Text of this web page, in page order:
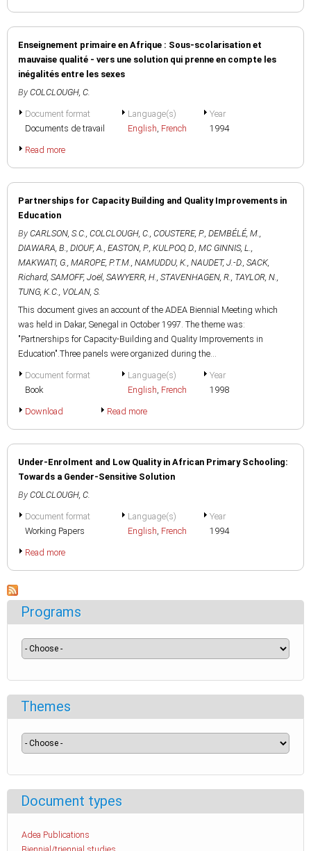
Enseignement primaire en Afrique : Sous-scolarisation et
mauvaise qualité - vers une solution qui prenne en compte les
inégalités entre les sexes
By COLCLOUGH, C.
Document format
Documents de travail
Language(s)
English, French
Year
1994
Read more
Partnerships for Capacity Building and Quality Improvements in
Education
By CARLSON, S.C., COLCLOUGH, C., COUSTERE, P., DEMBÉLÉ, M.,
DIAWARA, B., DIOUF, A., EASTON, P., KULPOO, D., MC GINNIS, L.,
MAKWATI, G., MAROPE, P.T.M., NAMUDDU, K., NAUDET, J.-D., SACK,
Richard, SAMOFF, Joël, SAWYERR, H., STAVENHAGEN, R., TAYLOR, N.,
TUNG, K.C., VOLAN, S.
This document gives an account of the ADEA Biennial Meeting which
was held in Dakar, Senegal in October 1997. The theme was:
"Partnerships for Capacity-Building and Quality Improvements in
Education".Three panels were organized during the...
Document format
Book
Language(s)
English, French
Year
1998
Download Read more
Under-Enrolment and Low Quality in African Primary Schooling:
Towards a Gender-Sensitive Solution
By COLCLOUGH, C.
Document format
Working Papers
Language(s)
English, French
Year
1994
Read more
Programs
Themes
Document types
Adea Publications